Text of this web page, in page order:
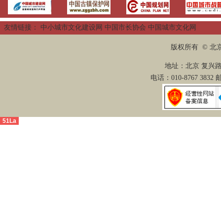
友情链接： 中小城市文化建设网 中国市长协会 中国城市文化网
版权所有 © 北
地址：北京 复兴
电话：010-8767 3832
51La